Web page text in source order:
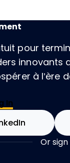
pour
innovants
à l’ère
In
Or